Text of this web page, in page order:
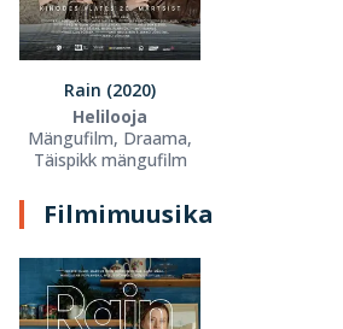
Rain (2020)
Helilooja
Mängufilm, Draama,
Täispikk mängufilm
Filmimuusika